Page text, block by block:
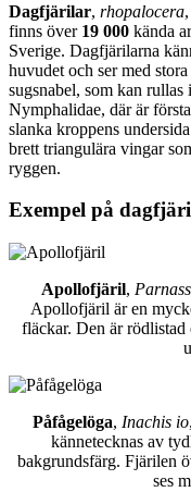
Dagfjärilar, rhopalocera
finns över 19 000 kända
Sverige. Dagfjärilarna
huvudet och ser med
sugsnabel, som kan
Nymphalidae, där är
slanka kroppens
brett triangulära vingar
ryggen.
Exempel på
Apollofjäril,
Apollofjäril är en
fläckar. Den är rödlistad
Påfågelöga, Inachis io
kännetecknas av
bakgrundsfärg. Fjärilen
ses